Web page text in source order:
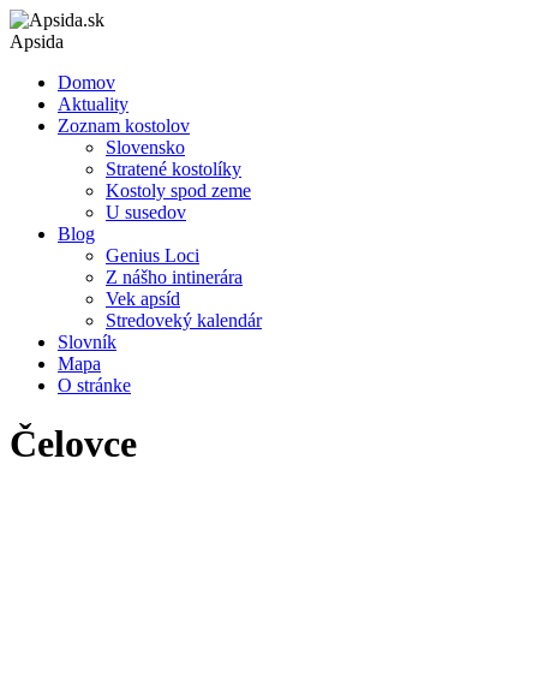
Apsida
Domov
Aktuality
Zoznam kostolov
Slovensko
Stratené kostolíky
Kostoly spod zeme
U susedov
Blog
Genius Loci
Z nášho intinerára
Vek apsíd
Stredoveký kalendár
Slovník
Mapa
O stránke
Čelovce